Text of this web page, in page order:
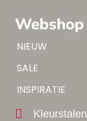
Webshop
NIEUW
SALE
INSPIRATIE
Kleurstalen